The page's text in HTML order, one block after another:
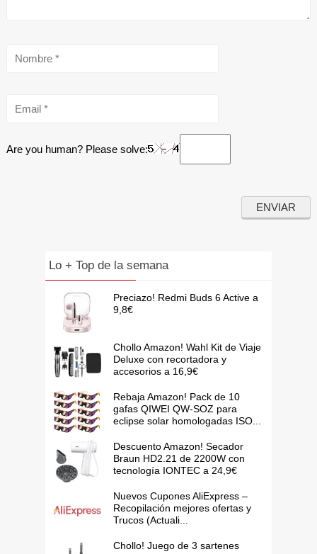
Are you human? Please solve:
Lo + Top de la semana
Preciazo! Redmi Buds 6 Active a
9,8€
Chollo Amazon! Wahl Kit de Viaje
Deluxe con recortadora y
accesorios a 16,9€
Rebaja Amazon! Pack de 10
gafas QIWEI QW-SOZ para
eclipse solar homologadas ISO...
Descuento Amazon! Secador
Braun HD2.21 de 2200W con
tecnología IONTEC a 24,9€
Nuevos Cupones AliExpress –
Recopilación mejores ofertas y
Trucos (Actuali...
Chollo! Juego de 3 sartenes